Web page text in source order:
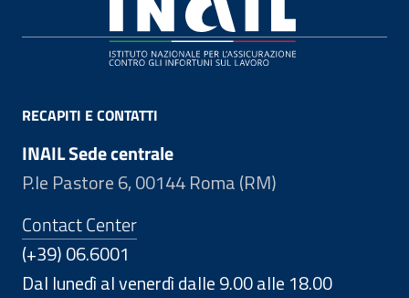
RECAPITI E CONTATTI
INAIL Sede centrale
P.le Pastore 6, 00144 Roma (RM)
Contact Center
(+39) 06.6001
Dal lunedì al venerdì dalle 9.00 alle 18.00